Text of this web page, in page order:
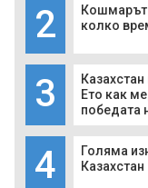
2
Кошмарът
колко
3
Ето как
победата
4
Голяма
Казахстан